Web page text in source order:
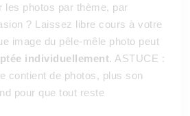
les photos par thème, par
? Laissez libre cours à votre
image du pêle-mêle photo peut
individuellement. ASTUCE :
contient de photos, plus son
pour que tout reste